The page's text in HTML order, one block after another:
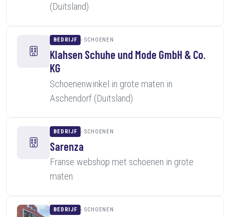
(Duitsland)
BEDRIJF SCHOENEN
Klahsen Schuhe und Mode GmbH & Co.
KG
Schoenenwinkel in grote maten in
Aschendorf (Duitsland)
BEDRIJF SCHOENEN
Sarenza
Franse webshop met schoenen in grote
maten
BEDRIJF SCHOENEN